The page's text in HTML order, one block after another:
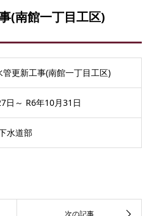
(南館一丁目工区)
管更新工事(南館一丁目工区)
日～ R6年10月31日
水道部